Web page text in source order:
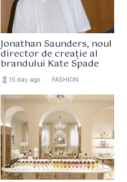
Jonathan Saunders, noul
director de creație al
brandului Kate Spade
hourglass_full 15 day ago FASHION